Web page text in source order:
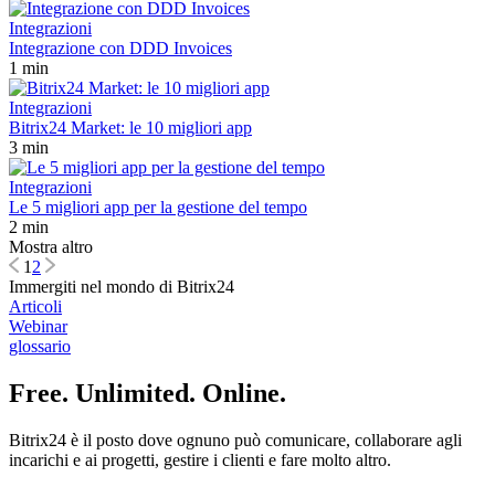
Integrazioni
Integrazione con DDD Invoices
1 min
Integrazioni
Bitrix24 Market: le 10 migliori app
3 min
Integrazioni
Le 5 migliori app per la gestione del tempo
2 min
Mostra altro
12
Immergiti nel mondo di Bitrix24
Articoli
Webinar
glossario
Free. Unlimited. Online.
Bitrix24 è il posto dove ognuno può comunicare, collaborare agli
incarichi e ai progetti, gestire i clienti e fare molto altro.